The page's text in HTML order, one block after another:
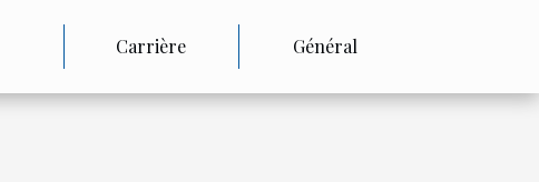
Carrière Général